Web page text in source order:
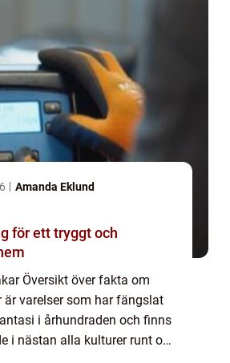
Amanda Eklund
för ett tryggt och
Översikt över fakta om
är varelser som har fängslat
i århundraden och finns
i nästan alla kulturer runt om